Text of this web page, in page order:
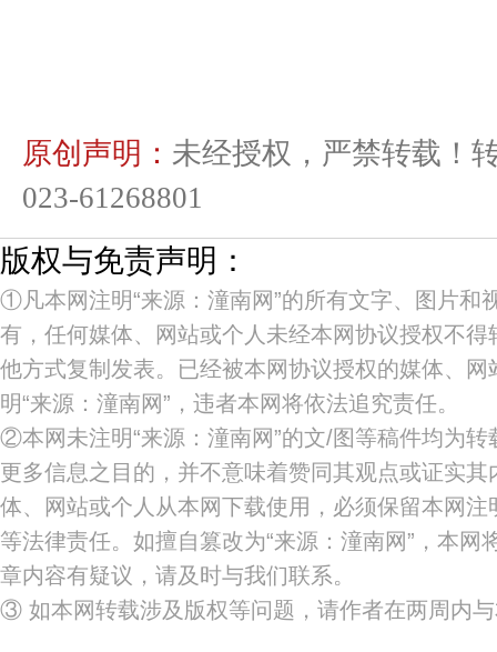
原创声明： 未经授权，严禁转载！
023-61268801
版权与免责声明：
①凡本网注明“来源：潼南网”的所有文字、图片和
有，任何媒体、网站或个人未经本网协议授权不
他方式复制发表。已经被本网协议授权的媒体、
明“来源：潼南网”，违者本网将依法追究责任。
②本网未注明“来源：潼南网”的文/图等稿件均为
更多信息之目的，并不意味着赞同其观点或证实
体、网站或个人从本网下载使用，必须保留本网注
等法律责任。如擅自篡改为“来源：潼南网”，本网
章内容有疑议，请及时与我们联系。
③ 如本网转载涉及版权等问题，请作者在两周内